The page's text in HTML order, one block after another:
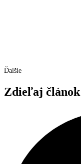
Ďalšie
Zdieľaj článok